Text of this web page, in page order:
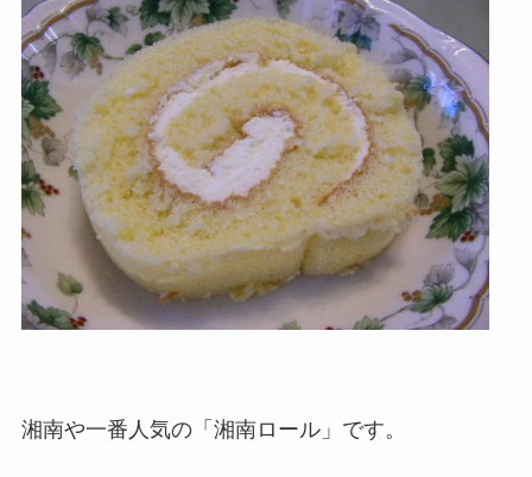
湘南や一番人気の「湘南ロール」です。